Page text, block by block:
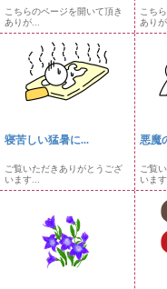
こちらのページを開いて頂き
ありが...
こち
ありが
寝苦しい猛暑に...
ご覧いただきありがとうござ
います...
悪魔
ご覧
います